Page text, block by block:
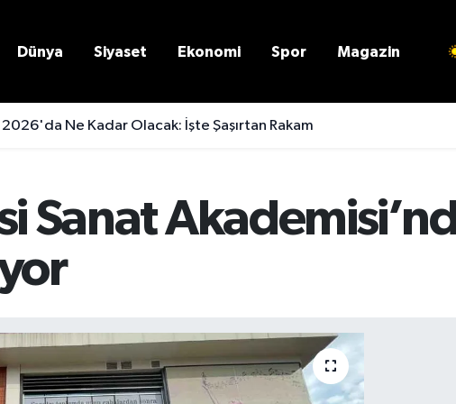
Dünya Siyaset Ekonomi Spor Magazin
Ne Kadar Olacak: İşte Şaşırtan Rakam
Sanat